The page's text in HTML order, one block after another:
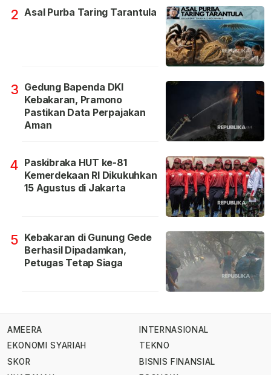
2 Asal Purba Taring Tarantula
3 Gedung Bapenda DKI
Kebakaran, Pramono
Pastikan Data Perpajakan
Aman
4 Paskibraka HUT ke-81
Kemerdekaan RI Dikukuhkan
15 Agustus di Jakarta
5 Kebakaran di Gunung Gede
Berhasil Dipadamkan,
Petugas Tetap Siaga
AMEERA
EKONOMI SYARIAH
SKOR
INTERNASIONAL
TEKNO
BISNIS FINANSIAL